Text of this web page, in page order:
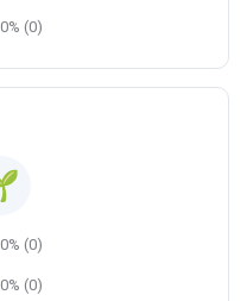
0% (0)
0% (0)
0% (0)